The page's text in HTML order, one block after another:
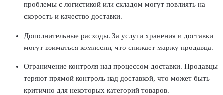
проблемы с логистикой или складом могут повлиять на
скорость и качество доставки.
Дополнительные расходы. За услуги хранения и доставки
могут взиматься комиссии, что снижает маржу продавца.
Ограничение контроля над процессом доставки. Продавцы
теряют прямой контроль над доставкой, что может быть
критично для некоторых категорий товаров.